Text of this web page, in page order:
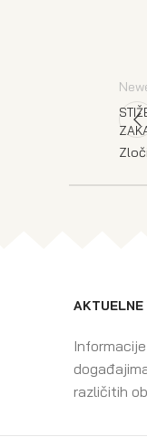
AKTUELNE
različitih